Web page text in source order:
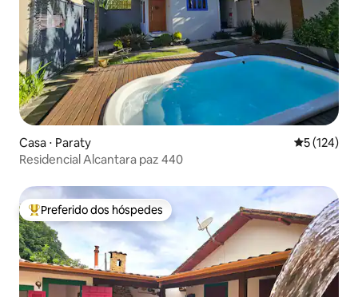
Casa ⋅ Paraty 5 de uma
5 (124)
Residencial Alcantara paz 440
Entre os melhores preferidos dos hóspedes
Preferido dos hóspedes